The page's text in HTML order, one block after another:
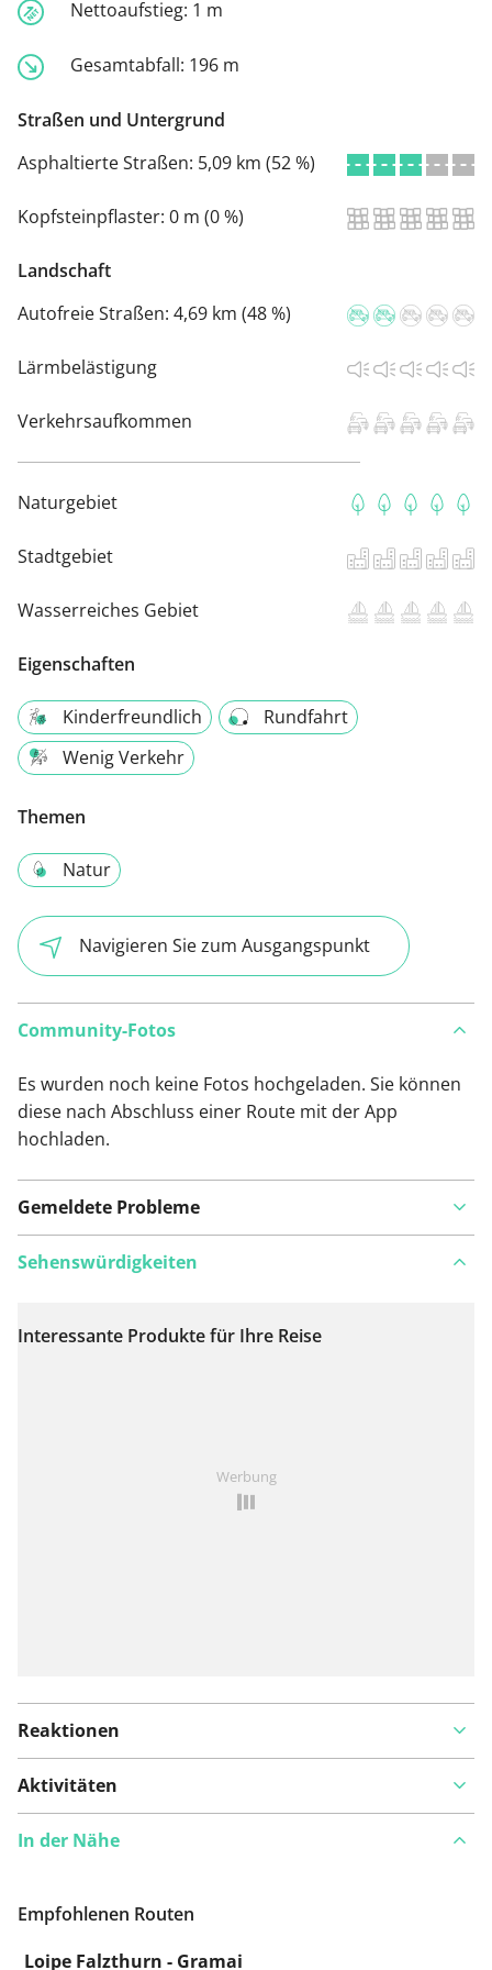
Nettoaufstieg: 1 m
Gesamtabfall: 196 m
Straßen und Untergrund
Asphaltierte Straßen: 5,09 km (52 %)
Kopfsteinpflaster: 0 m (0 %)
Landschaft
Autofreie Straßen: 4,69 km (48 %)
Lärmbelästigung
Verkehrsaufkommen
Naturgebiet
Stadtgebiet
Wasserreiches Gebiet
Eigenschaften
Kinderfreundlich
Rundfahrt
Wenig Verkehr
Themen
Natur
Navigieren Sie zum Ausgangspunkt
Community-Fotos
Es wurden noch keine Fotos hochgeladen. Sie können
diese nach Abschluss einer Route mit der App
hochladen.
Gemeldete Probleme
Auf Karte anzeigen
Sehenswürdigkeiten
Interessante Produkte für Ihre Reise
Werbung
Reaktionen
Aktivitäten
In der Nähe
Empfohlenen Routen
Loipe Falzthurn - Gramai